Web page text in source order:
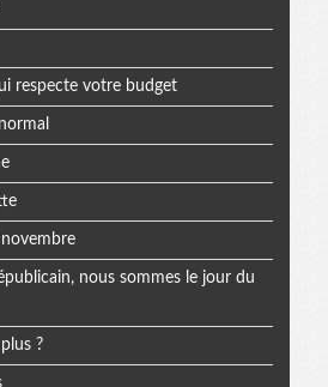
respecte votre budget
nous sommes le jour du
?